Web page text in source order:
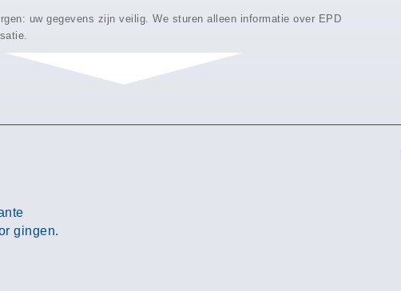
uw gegevens zijn veilig. We sturen alleen informatie over EPD
gingen.